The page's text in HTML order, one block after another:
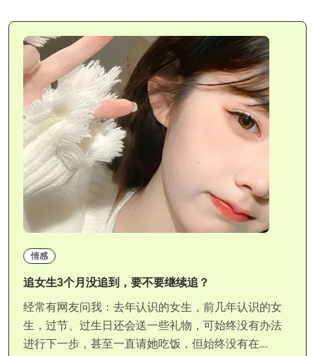
情感
追女生3个月没追到，要不要继续追？
经常有网友问我：去年认识的女生，前几年认识的女
生，过节、过生日还会送一些礼物，可始终没有办法
进行下一步，甚至一直请她吃饭，但始终没有在...